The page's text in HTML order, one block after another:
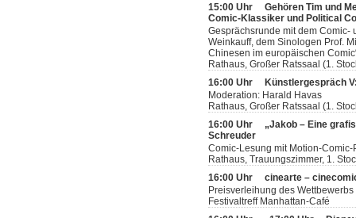
15:00 Uhr Gehören Tim und
Comic-Klassiker und Political
Gesprächsrunde mit dem Comic-
Weinkauff, dem Sinologen Prof.
Chinesen im europäischen
Rathaus, Großer Ratssaal (1.
16:00 Uhr
Künstlergespräch
Moderation: Harald Havas
Rathaus, Großer Ratssaal (1.
16:00 Uhr „Jakob – Eine
Schreuder
Comic-Lesung mit Motion-
Rathaus, Trauungszimmer, 1.
16:00 Uhr cinearte –
Preisverleihung des Wettbewerbs
Festivaltreff Manhattan-Café